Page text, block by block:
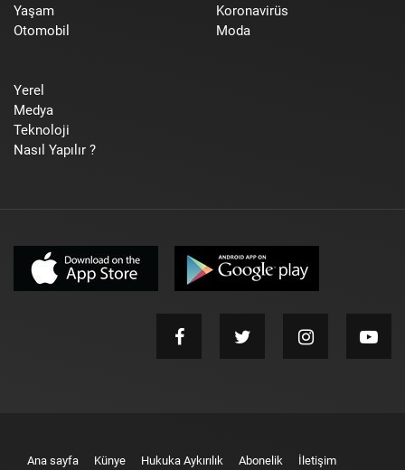
Yaşam
Otomobil
Koronavirüs
Moda
Yerel
Medya
Teknoloji
Nasıl Yapılır ?
Ana sayfa Künye Hukuka Aykırılık Abonelik İletişim